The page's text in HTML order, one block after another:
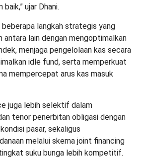
ujar Dhani.
beberapa langkah strategis yang
antara lain dengan mengoptimalkan
menjaga pengelolaan kas secara
idle fund, serta memperkuat
mempercepat arus kas masuk
juga lebih selektif dalam
tenor penerbitan obligasi dengan
pasar, sekaligus
melalui skema joint financing
suku bunga lebih kompetitif.